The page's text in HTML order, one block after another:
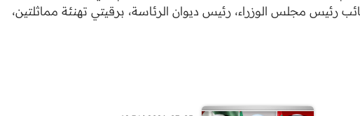
رئيس مجلس الوزراء، رئيس ديوان الرئاسة، برقيتي تهنئة مماثلتين،